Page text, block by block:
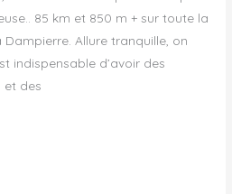
85 km et 850 m + sur toute la
Allure tranquille, on
indispensable d’avoir des
et des